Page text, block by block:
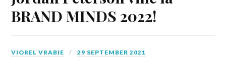
BRAND MINDS 2022!
VIOREL VRABIE 29 SEPTEMBER 2021